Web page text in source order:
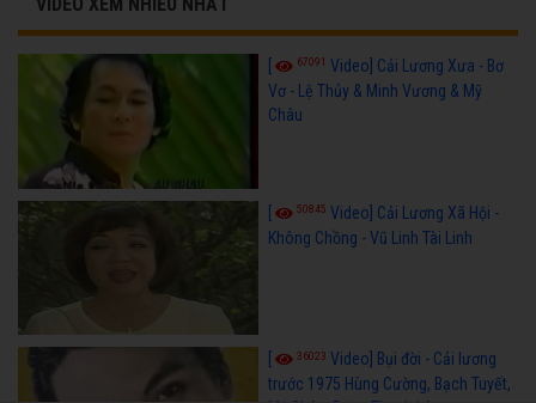
67091 Video] Cải Lương Xưa - Bơ
Vơ - Lệ Thủy & Minh Vương & Mỹ
Châu
[ 50845 Video] Cải Lương Xã Hội -
Không Chồng - Vũ Linh Tài Linh
36023 Video] Bụi đời - Cải lương
trước 1975 Hùng Cường, Bạch Tuyết,